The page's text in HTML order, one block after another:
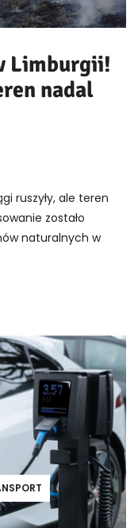
Limburgii!
nadal
ruszyły, ale teren
zostało
naturalnych w